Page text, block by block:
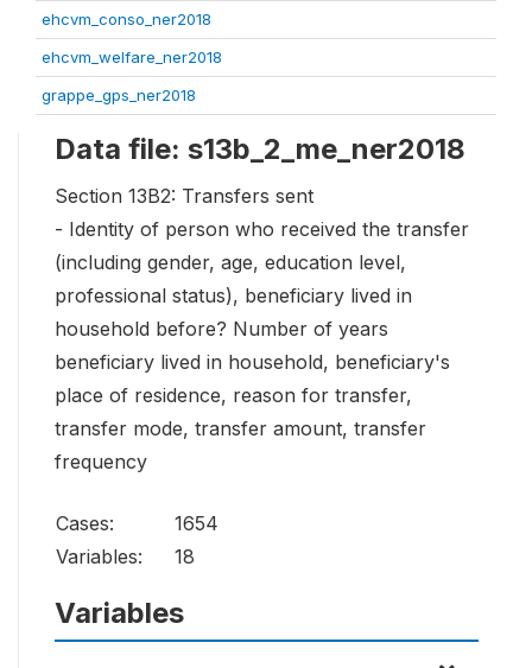
ehcvm_conso_ner2018
ehcvm_welfare_ner2018
grappe_gps_ner2018
Data file: s13b_2_me_ner2018
Section 13B2: Transfers sent
- Identity of person who received the transfer
(including gender, age, education level,
professional status), beneficiary lived in
household before? Number of years
beneficiary lived in household, beneficiary's
place of residence, reason for transfer,
transfer mode, transfer amount, transfer
frequency
Cases:
1654
Variables:
18
Variables